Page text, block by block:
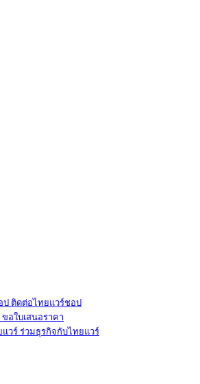
ติดต่อไทยแวร์ชอป
ขอใบเสนอราคา
ร่วมธุรกิจกับไทยแวร์